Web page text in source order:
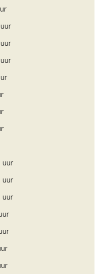
uur
uur
uur